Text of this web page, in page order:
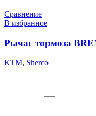
Сравнение
В избранное
Рычаг тормоза
KTM, Sherco